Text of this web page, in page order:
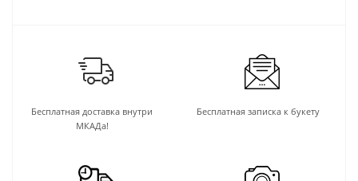
Бесплатная доставка внутри
МКАДа!
Бесплатная записка к букету